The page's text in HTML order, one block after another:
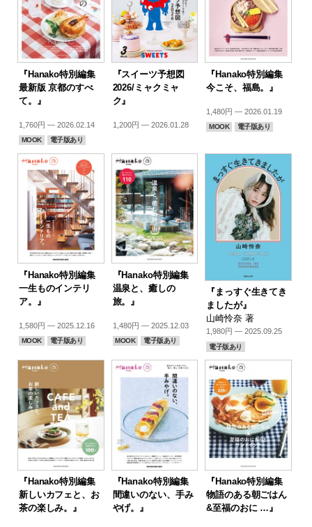
『Hanako特別編集
最新版 京都のすべ
て。』
1,760円 — 2026.02.14
MOOK 電子版あり
『スイーツ予想図
2026/ミャクミャ
ク』
1,200円 — 2026.01.28
『Hanako特別編集
今こそ、福島。』
1,480円 — 2026.01.19
MOOK 電子版あり
『Hanako特別編集
一生ものインテリ
ア。』
1,580円 — 2025.12.16
MOOK 電子版あり
『Hanako特別編集
温泉と、癒しの
旅。』
1,480円 — 2025.12.03
MOOK 電子版あり
『まっすぐ生きてき
ましたが』
山崎怜奈 著
1,980円 — 2025.09.25
電子版あり
『Hanako特別編集
新しいカフェと、お
茶の楽しみ。』
『Hanako特別編集
間違いのない、手み
やげ。』
『Hanako特別編集
物語のある朝ごはん
&至福のおに …』